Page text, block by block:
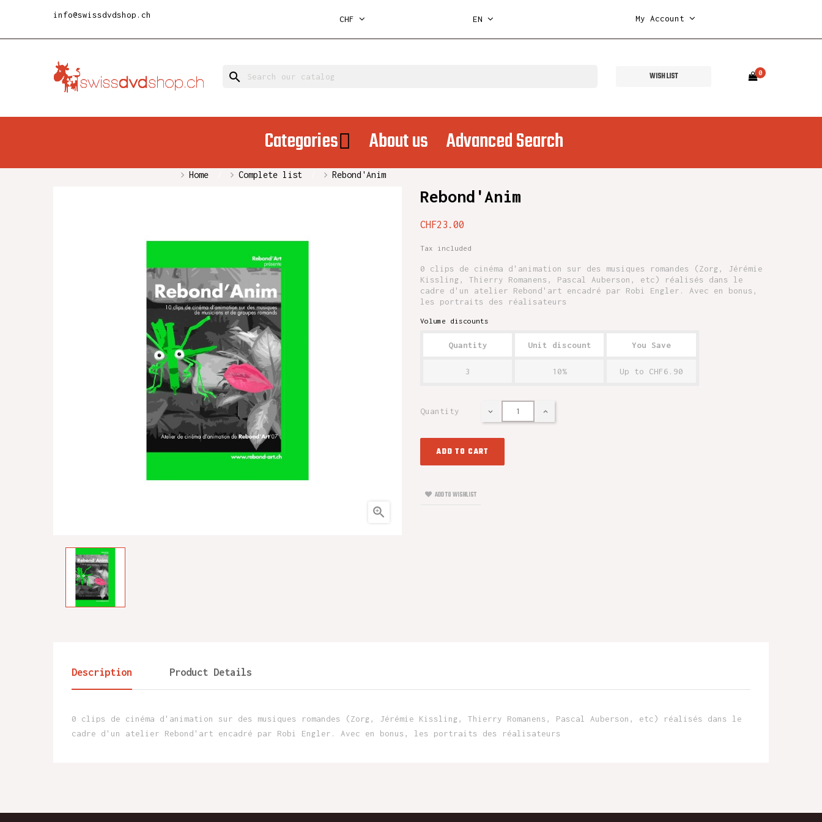
info@swissdvdshop.ch CHF EN My Account
search WISH LIST 0
Categories About us Advanced Search
Home Complete list Rebond'Anim

Rebond'Anim
CHF23.00
Tax included
0 clips de cinéma d'animation sur des musiques romandes (Zorg, Jérémie
Kissling, Thierry Romanens, Pascal Auberson, etc) réalisés dans le
cadre d'un atelier Rebond'art encadré par Robi Engler. Avec en bonus,
les portraits des réalisateurs
Volume discounts
Quantity Unit discount You Save
3 10% Up to CHF6.90
Quantity
ADD TO CART
ADD TO WISHLIST
Description Product Details
0 clips de cinéma d'animation sur des musiques romandes (Zorg, Jérémie Kissling, Thierry Romanens, Pascal Auberson, etc) réalisés dans le
cadre d'un atelier Rebond'art encadré par Robi Engler. Avec en bonus, les portraits des réalisateurs